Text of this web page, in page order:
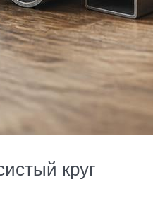
круг